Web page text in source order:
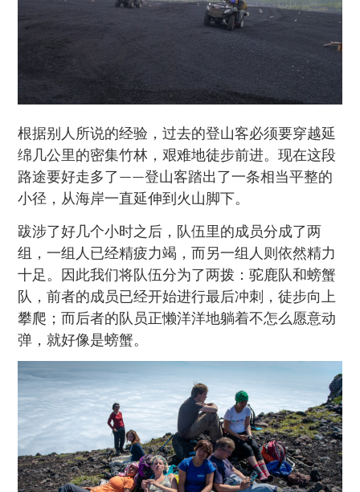
根据别人所说的经验，过去的登山客必须要穿越延
绵几公里的密集竹林，艰难地徒步前进。现在这段
路途要好走多了——登山客踏出了一条相当平整的
小径，从海岸一直延伸到火山脚下。
跋涉了好几个小时之后，队伍里的成员分成了两
组，一组人已经精疲力竭，而另一组人则依然精力
十足。因此我们将队伍分为了两拨：驼鹿队和螃蟹
队，前者的成员已经开始进行最后冲刺，徒步向上
攀爬；而后者的队员正懒洋洋地躺着不怎么愿意动
弹，就好像是螃蟹。